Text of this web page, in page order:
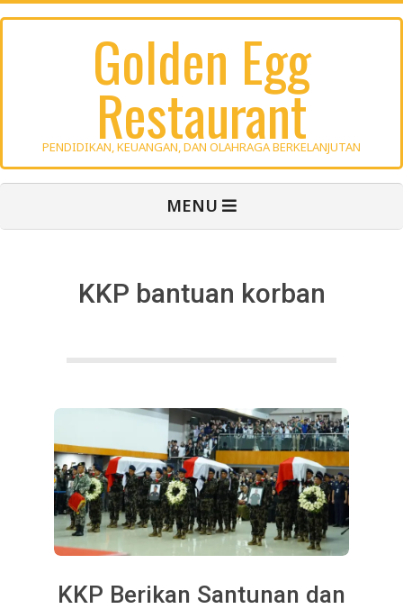
Skip
Golden Egg
Restaurant
PENDIDIKAN, KEUANGAN, DAN OLAHRAGA BERKELANJUTAN
MENU
KKP bantuan korban
KKP Berikan Santunan dan